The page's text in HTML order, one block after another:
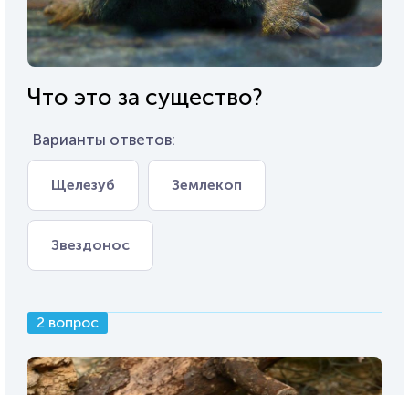
Что это за существо?
Варианты ответов:
Щелезуб Землекоп
Звездонос
2 вопрос